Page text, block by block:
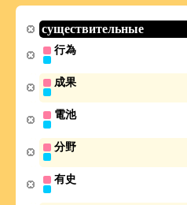
существительные
行為
成果
電池
分野
有史